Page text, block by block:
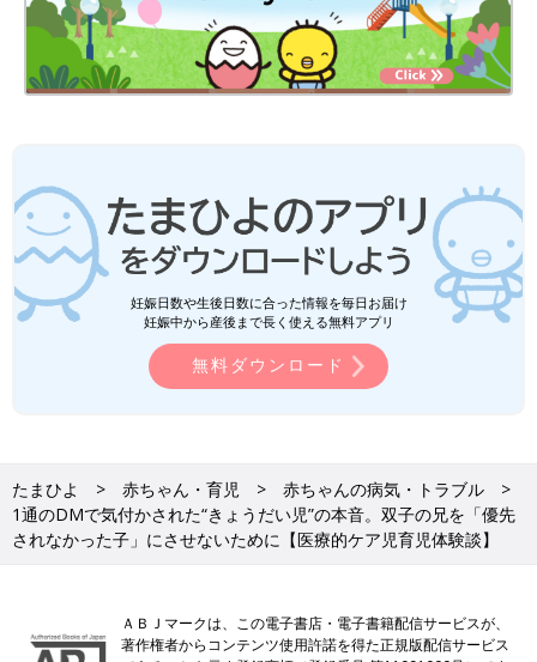
妊娠日数や生後日数に合った情報を毎日お届け
妊娠中から産後まで長く使える無料アプリ
無料ダウンロード
たまひよ 赤ちゃん・育児
赤ちゃんの病気・トラブル
1通のDMで気付かされた“きょうだい児”の本音。双子の兄を「優先
されなかった子」にさせないために【医療的ケア児育児体験談】
ＡＢＪマークは、この電子書店・電子書籍配信サービスが、
著作権者からコンテンツ使用許諾を得た正規版配信サービス